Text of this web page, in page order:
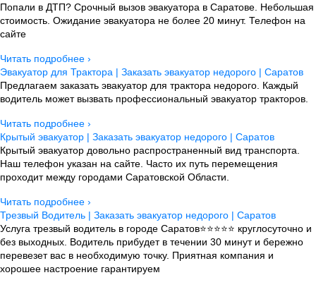
Попали в ДТП? Срочный вызов эвакуатора в Саратове. Небольшая
стоимость. Ожидание эвакуатора не более 20 минут. Телефон на
сайте
Читать подробнее ›
Эвакуатор для Трактора | Заказать эвакуатор недорого | Саратов
Предлагаем заказать эвакуатор для трактора недорого. Каждый
водитель может вызвать профессиональный эвакуатор тракторов.
Читать подробнее ›
Крытый эвакуатор | Заказать эвакуатор недорого | Саратов
Крытый эвакуатор довольно распространенный вид транспорта.
Наш телефон указан на сайте. Часто их путь перемещения
проходит между городами Саратовской Области.
Читать подробнее ›
Трезвый Водитель | Заказать эвакуатор недорого | Саратов
Услуга трезвый водитель в городе Саратов⭐⭐⭐⭐⭐ круглосуточно и
без выходных. Водитель прибудет в течении 30 минут и бережно
перевезет вас в необходимую точку. Приятная компания и
хорошее настроение гарантируем